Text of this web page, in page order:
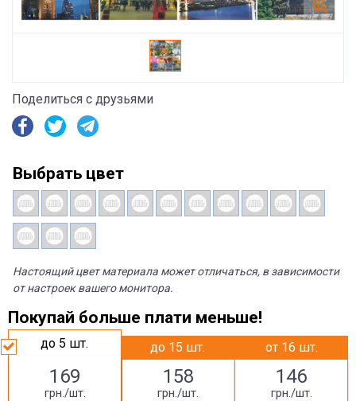
Поделиться с друзьями
Выбрать цвет
Настоящий цвет материала может отличаться, в зависимости
от настроек вашего монитора.
Покупай больше плати меньше!
до 5 шт.
169
грн./шт.
до 15 шт.
158
грн./шт.
от 16 шт.
146
грн./шт.